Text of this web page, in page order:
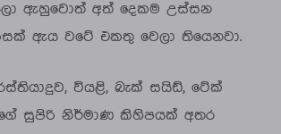
ඇහුවොත් අත් දෙකම උස්සන
ඇය වටේ එකතු වෙලා තියෙනවා.
වියළි, බැක් සයිඩ්, ටේක්
සුපිරි නිර්මාණ කිහිපයක් අතර